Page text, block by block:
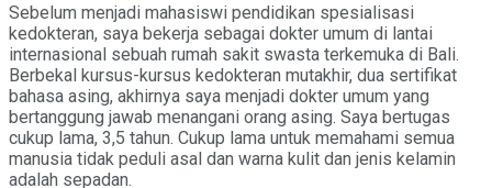
Sebelum menjadi mahasiswi pendidikan spesialisasi
kedokteran, saya bekerja sebagai dokter umum di lantai
internasional sebuah rumah sakit swasta terkemuka di Bali.
Berbekal kursus-kursus kedokteran mutakhir, dua sertifikat
bahasa asing, akhirnya saya menjadi dokter umum yang
bertanggung jawab menangani orang asing. Saya bertugas
cukup lama, 3,5 tahun. Cukup lama untuk memahami semua
manusia tidak peduli asal dan warna kulit dan jenis kelamin
adalah sepadan.